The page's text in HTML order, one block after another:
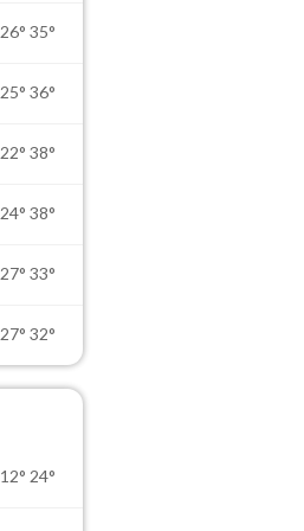
26° 35°
25° 36°
22° 38°
24° 38°
27° 33°
27° 32°
12° 24°